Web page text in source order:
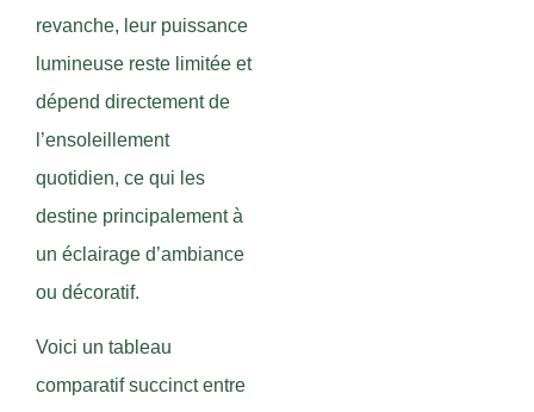
revanche, leur puissance
lumineuse reste limitée et
dépend directement de
l’ensoleillement
quotidien, ce qui les
destine principalement à
un éclairage d’ambiance
ou décoratif.
Voici un tableau
comparatif succinct entre